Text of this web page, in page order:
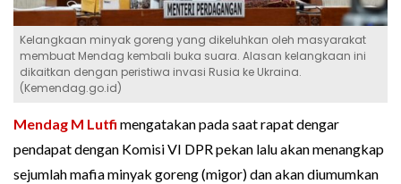
Kelangkaan minyak goreng yang dikeluhkan oleh masyarakat
membuat Mendag kembali buka suara. Alasan kelangkaan ini
dikaitkan dengan peristiwa invasi Rusia ke Ukraina.
(Kemendag.go.id)
Mendag M Lutfi mengatakan pada saat rapat dengar
pendapat dengan Komisi VI DPR pekan lalu akan menangkap
sejumlah mafia minyak goreng (migor) dan akan diumumkan